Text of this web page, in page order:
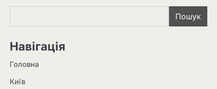
Пошук
Навігація
Головна
Київ